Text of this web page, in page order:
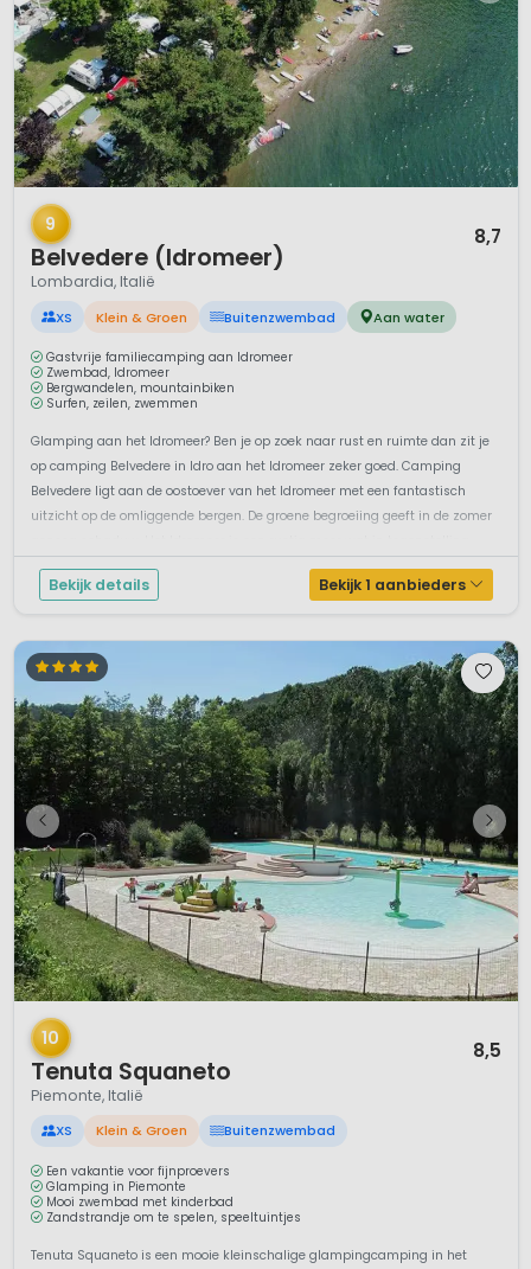
1 / 12
9
Belvedere (Idromeer)
8,7
Lombardia, Italië
XS Klein & Groen Buitenzwembad Aan water
Gastvrije familiecamping aan Idromeer
Zwembad, Idromeer
Bergwandelen, mountainbiken
Surfen, zeilen, zwemmen
Glamping aan het Idromeer? Ben je op zoek naar rust en ruimte dan zit je
op camping Belvedere in Idro aan het Idromeer zeker goed. Camping
Belvedere ligt aan de oostoever van het Idromeer met een fantastisch
uitzicht op de omliggende bergen. De groene begroeiing geeft in de zomer
Bekijk details Bekijk 1 aanbieders
1 / 11
10
Tenuta Squaneto
8,5
Piemonte, Italië
XS Klein & Groen Buitenzwembad
Een vakantie voor fijnproevers
Glamping in Piemonte
Mooi zwembad met kinderbad
Zandstrandje om te spelen, speeltuintjes
Tenuta Squaneto is een mooie kleinschalige glampingcamping in het